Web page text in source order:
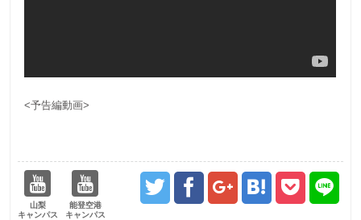
<予告編動画>
山梨
キャンパス
能登空港
キャンパス